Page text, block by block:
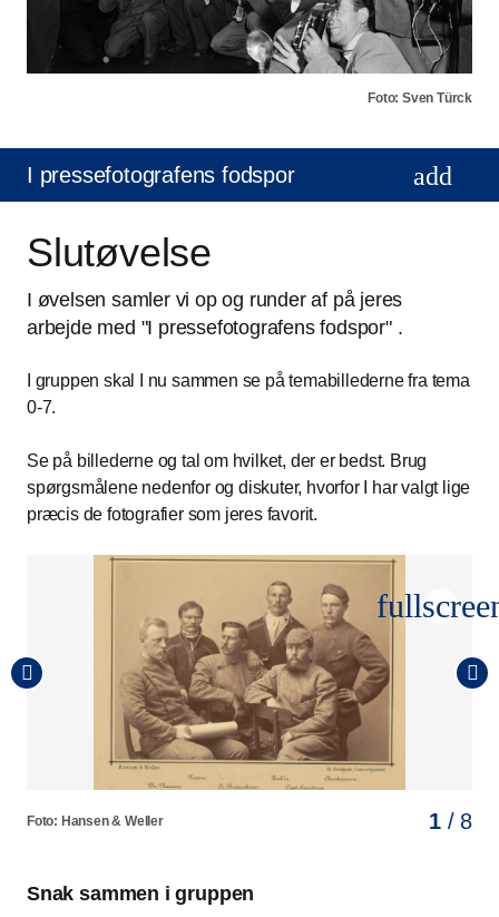
Foto: Sven Türck
I pressefotografens fodspor
Slutøvelse
I øvelsen samler vi op og runder af på jeres
arbejde med "I pressefotografens fodspor" .
I gruppen skal I nu sammen se på temabillederne fra tema
0-7.
Se på billederne og tal om hvilket, der er bedst. Brug
spørgsmålene nedenfor og diskuter, hvorfor I har valgt lige
præcis de fotografier som jeres favorit.
Foto: Hansen & Weller 1/ 8
Foto: Holger Damgaard 2/ 8
Foto: Søren Christian Henriksen 3/ 8
Foto: Erik Petersen 4/ 8
Foto: Sisse Jarner 5/ 8
Foto: Marie Hald 6/ 8
Foto: Jacob Ehrbahn 7/ 8
Foto: Sigrid Nygaard 8/ 8
Snak sammen i gruppen